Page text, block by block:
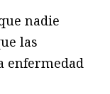
nadie
las
enfermedad